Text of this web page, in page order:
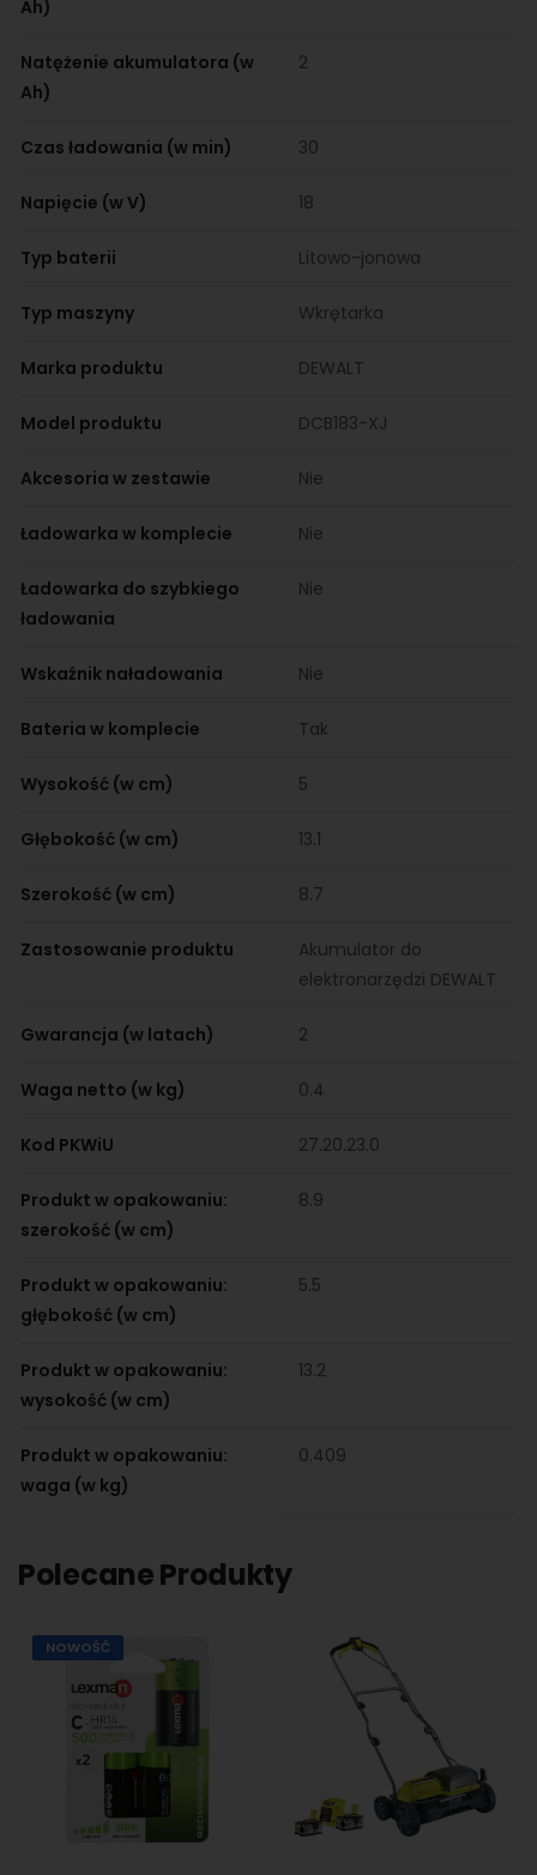
Ah)
Natężenie akumulatora (w
Ah)
2
Czas ładowania (w min) 30
Napięcie (w V) 18
Typ baterii Litowo-jonowa
Typ maszyny Wkrętarka
Marka produktu DEWALT
Model produktu DCB183-XJ
Akcesoria w zestawie Nie
Ładowarka w komplecie Nie
Ładowarka do szybkiego
ładowania
Nie
Wskaźnik naładowania Nie
Bateria w komplecie Tak
Wysokość (w cm) 5
Głębokość (w cm) 13.1
Szerokość (w cm) 8.7
Zastosowanie produktu
Akumulator do
elektronarzędzi DEWALT
Gwarancja (w latach) 2
Waga netto (w kg) 0.4
Kod PKWiU 27.20.23.0
Produkt w opakowaniu:
szerokość (w cm)
8.9
Produkt w opakowaniu:
głębokość (w cm)
5.5
Produkt w opakowaniu:
wysokość (w cm)
13.2
Produkt w opakowaniu:
waga (w kg)
0.409
Polecane Produkty
NOWOŚĆ